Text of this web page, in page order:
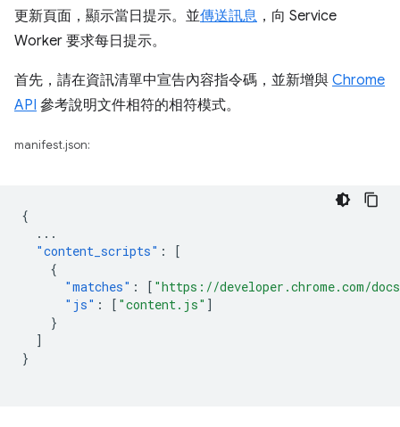
更新頁面，顯示當日提示。並傳送訊息 ，向 Service
Worker 要求每日提示。
首先，請在資訊清單中宣告內容指令碼，並新增與 Chrome
API 參考說明文件相符的相符模式。
manifest.json:
{
...
"content_scripts" :
[
{
"matches" : [ "https://developer.chrome.com/
"js" : [ "content.js" ]
}
]
}